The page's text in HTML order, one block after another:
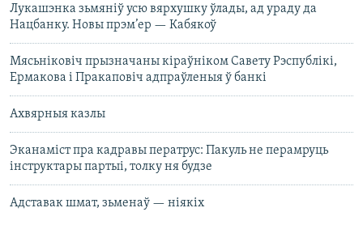
Лукашэнка зьмяніў усю вярхушку ўлады, ад ураду да
Нацбанку. Новы прэм’ер — Кабякоў
Мясьніковіч прызначаны кіраўніком Савету Рэспублікі,
Ермакова і Пракаповіч адпраўленыя ў банкі
Ахвярныя казлы
Эканаміст пра кадравы ператрус: Пакуль не перамруць
інструктары партыі, толку ня будзе
Адставак шмат, зьменаў — ніякіх